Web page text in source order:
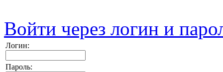
Войти через логин и
Логин:
Пароль: